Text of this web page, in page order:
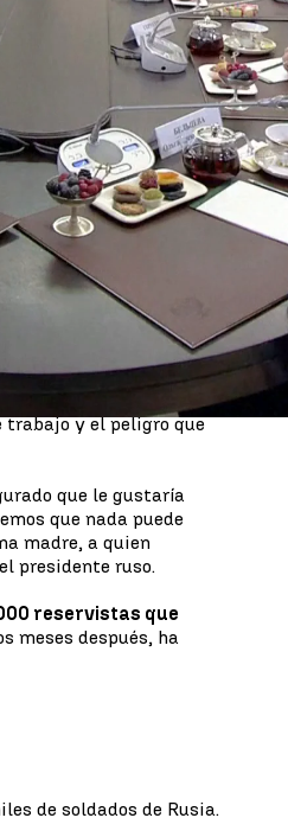
WhatsappFacebook
X Linkedin
y esposas de los
de la
Rusia ha querido
queridos.
a sus hijos, pero
compartimos este
partícipe a los
más
trabajo y el peligro que
que le gustaría
que nada puede
madre, a quien
presidente ruso.
reservistas que
meses después, ha
de soldados de Rusia.